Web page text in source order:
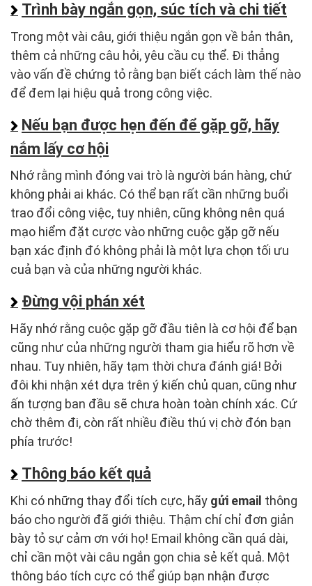
Trình bày ngắn gọn, súc tích và chi tiết
Trong một vài câu, giới thiệu ngắn gọn về bản thân,
thêm cả những câu hỏi, yêu cầu cụ thể. Đi thẳng
vào vấn đề chứng tỏ rằng bạn biết cách làm thế nào
để đem lại hiệu quả trong công việc.
Nếu bạn được hẹn đến để gặp gỡ, hãy
nắm lấy cơ hội
Nhớ rằng mình đóng vai trò là người bán hàng, chứ
không phải ai khác. Có thể bạn rất cần những buổi
trao đổi công việc, tuy nhiên, cũng không nên quá
mạo hiểm đặt cược vào những cuộc gặp gỡ nếu
bạn xác định đó không phải là một lựa chọn tối ưu
cuả bạn và của những người khác.
Đừng vội phán xét
Hãy nhớ rằng cuộc gặp gỡ đầu tiên là cơ hội để bạn
cũng như của những người tham gia hiểu rõ hơn về
nhau. Tuy nhiên, hãy tạm thời chưa đánh giá! Bởi
đôi khi nhận xét dựa trên ý kiến chủ quan, cũng như
ấn tượng ban đầu sẽ chưa hoàn toàn chính xác. Cứ
chờ thêm đi, còn rất nhiều điều thú vị chờ đón bạn
phía trước!
Thông báo kết quả
Khi có những thay đổi tích cực, hãy gửi email thông
báo cho người đã giới thiệu. Thậm chí chỉ đơn giản
bày tỏ sự cảm ơn với họ! Email không cần quá dài,
chỉ cần một vài câu ngắn gọn chia sẻ kết quả. Một
thông báo tích cực có thể giúp bạn nhận được